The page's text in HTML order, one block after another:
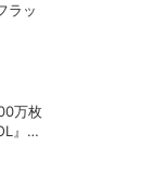
ラッ
万枚
』シ